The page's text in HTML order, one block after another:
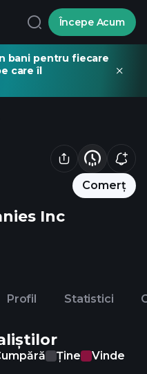
Începe Acum
bani pentru fiecare
care îl
Comerț
Inc
Profil Statistici
Ține
Vinde